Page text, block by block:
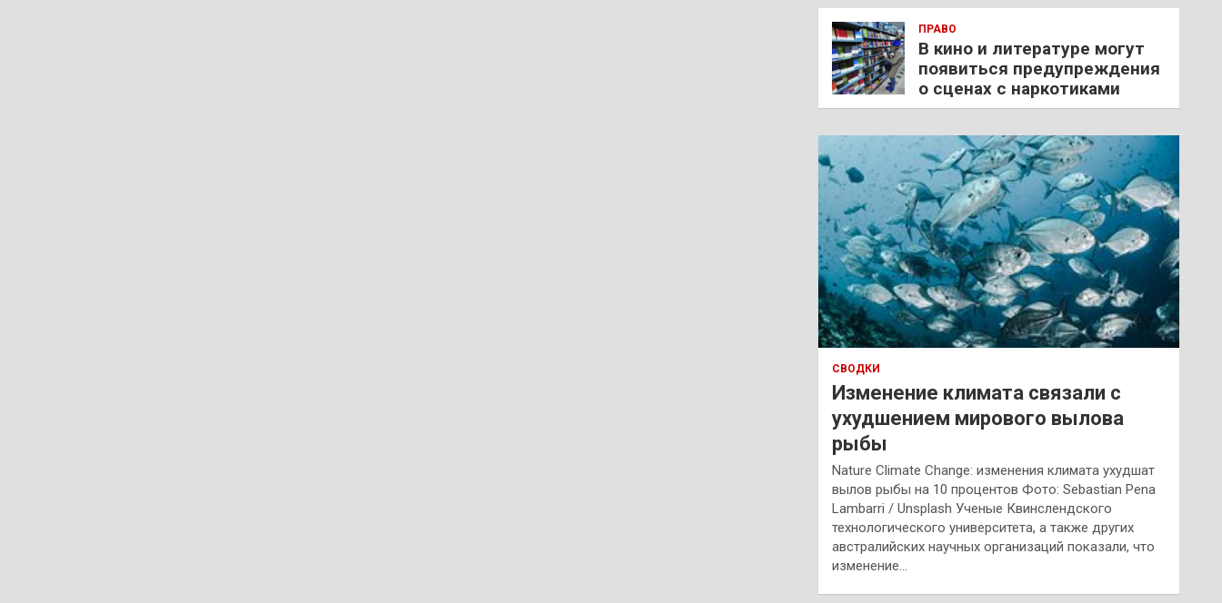
ПРАВО
В кино и литературе могут
появиться предупреждения
о сценах с наркотиками
СВОДКИ
Изменение климата связали с
ухудшением мирового вылова
рыбы
Nature Climate Change: изменения климата ухудшат
вылов рыбы на 10 процентов Фото: Sebastian Pena
Lambarri / Unsplash Ученые Квинслендского
технологического университета, а также других
австралийских научных организаций показали, что
изменение…